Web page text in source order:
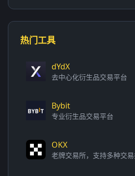
热门工具
dYdX
去中心化衍生品交易平台
Bybit
专业衍生品交易平台
OKX
老牌交易所，支持多种交